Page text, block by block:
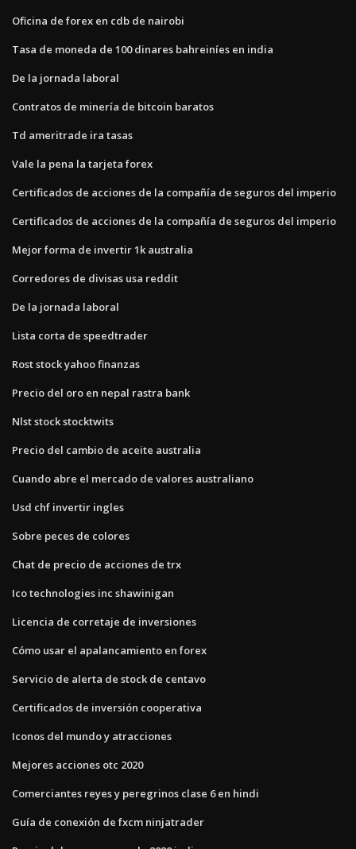
Oficina de forex en cdb de nairobi
Tasa de moneda de 100 dinares bahreiníes en india
De la jornada laboral
Contratos de minería de bitcoin baratos
Td ameritrade ira tasas
Vale la pena la tarjeta forex
Certificados de acciones de la compañía de seguros del imperio
Certificados de acciones de la compañía de seguros del imperio
Mejor forma de invertir 1k australia
Corredores de divisas usa reddit
De la jornada laboral
Lista corta de speedtrader
Rost stock yahoo finanzas
Precio del oro en nepal rastra bank
Nlst stock stocktwits
Precio del cambio de aceite australia
Cuando abre el mercado de valores australiano
Usd chf invertir ingles
Sobre peces de colores
Chat de precio de acciones de trx
Ico technologies inc shawinigan
Licencia de corretaje de inversiones
Cómo usar el apalancamiento en forex
Servicio de alerta de stock de centavo
Certificados de inversión cooperativa
Iconos del mundo y atracciones
Mejores acciones otc 2020
Comerciantes reyes y peregrinos clase 6 en hindi
Guía de conexión de fxcm ninjatrader